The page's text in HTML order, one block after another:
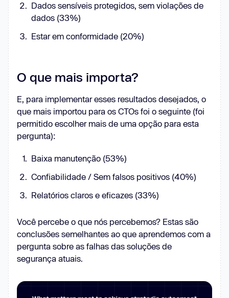
Dados sensíveis protegidos, sem violações de
dados (33%)
Estar em conformidade (20%)
O que mais importa?
E, para implementar esses resultados desejados, o
que mais importou para os CTOs foi o seguinte (foi
permitido escolher mais de uma opção para esta
pergunta):
Baixa manutenção (53%)
Confiabilidade / Sem falsos positivos (40%)
Relatórios claros e eficazes (33%)
Você percebe o que nós percebemos? Estas são
conclusões semelhantes ao que aprendemos com a
pergunta sobre as falhas das soluções de
segurança atuais.